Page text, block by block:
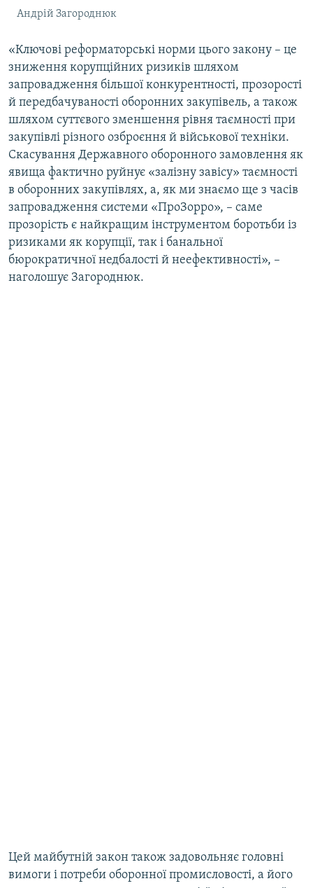
Андрій Загороднюк
«Ключові реформаторські норми цього закону – це
зниження корупційних ризиків шляхом
запровадження більшої конкурентності, прозорості
й передбачуваності оборонних закупівель, а також
шляхом суттєвого зменшення рівня таємності при
закупівлі різного озброєння й військової техніки.
Скасування Державного оборонного замовлення як
явища фактично руйнує «залізну завісу» таємності
в оборонних закупівлях, а, як ми знаємо ще з часів
запровадження системи «ПроЗорро», – саме
прозорість є найкращим інструментом боротьби із
ризиками як корупції, так і банальної
бюрократичної недбалості й неефективності», –
наголошує Загороднюк.
Цей майбутній закон також задовольняє головні
вимоги і потреби оборонної промисловості, а його